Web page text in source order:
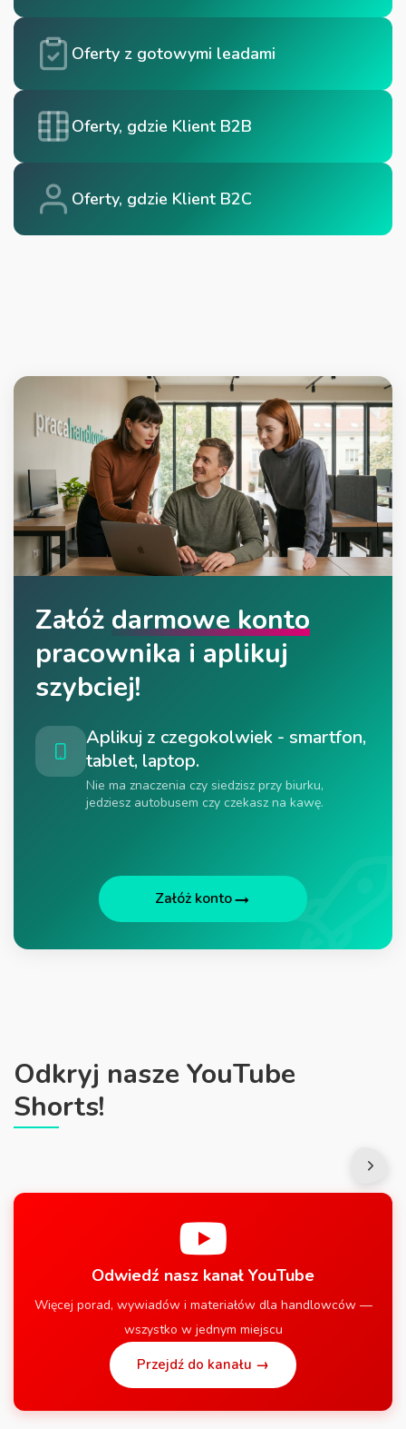
Oferty z gotowymi leadami
Oferty, gdzie Klient B2B
Oferty, gdzie Klient B2C
Załóż darmowe konto
pracownika i aplikuj
szybciej!
Aplikuj z czegokolwiek - smartfon,
tablet, laptop.
Nie ma znaczenia czy siedzisz przy biurku,
jedziesz autobusem czy czekasz na kawę.
Załóż konto
Odkryj nasze YouTube
Shorts!
Odwiedź nasz kanał YouTube
Więcej porad, wywiadów i materiałów dla handlowców —
wszystko w jednym miejscu
Przejdź do kanału →